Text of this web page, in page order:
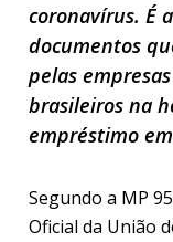
coronavírus. É
documentos
pelas
brasileiros na
empréstimo
Segundo a MP
Oficial da União